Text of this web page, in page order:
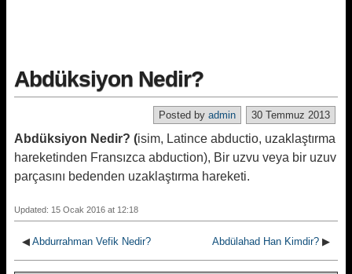
Abdüksiyon Nedir?
30 Temmuz 2013
Posted by admin
Abdüksiyon Nedir? (isim, Latince abductio, uzaklaştırma
hareketinden Fransızca abduction), Bir uzvu veya bir uzuv
parçasını bedenden uzaklaştırma hareketi.
Updated: 15 Ocak 2016 at 12:18
◀ Abdurrahman Vefik Nedir? Abdülahad Han Kimdir? ▶